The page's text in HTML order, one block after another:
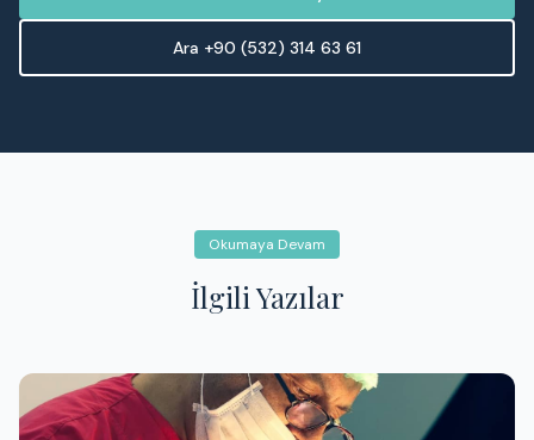
Ara +90 (532) 314 63 61
Okumaya Devam
İlgili Yazılar